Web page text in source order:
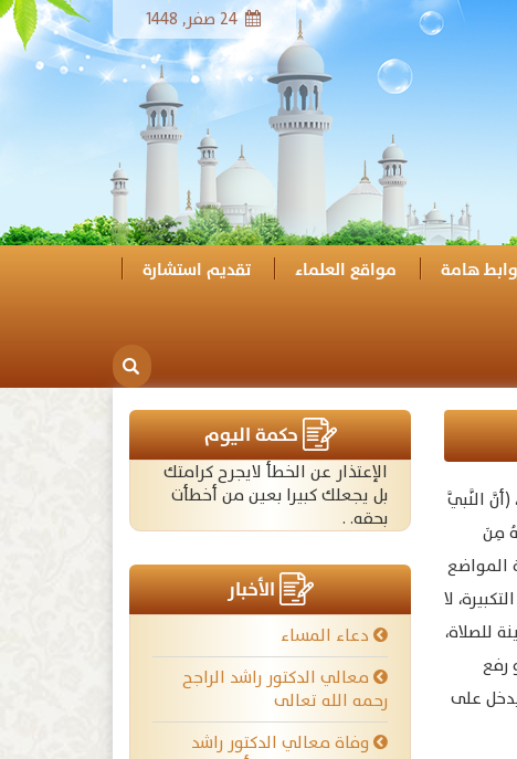
24 صفر, 1448
هامة مواقع العلماء
تقديم استشارة
النَّبيَّ
مِنَ
المواضع
يقارِنُ التكبيرة، لا
للصلاة،
رفع
على
حكمة اليوم
الإعتذار عن الخطأ لايجرح كرامتك
بل يجعلك كبيرا بعين من أخطأت
بحقه. .
الأخبار
دعاء المساء
معالي الدكتور راشد الراجح
رحمه الله تعالى
وفاة معالي الدكتور راشد